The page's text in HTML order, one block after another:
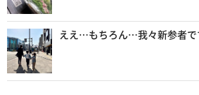
ええ…もちろん…我々新参者で